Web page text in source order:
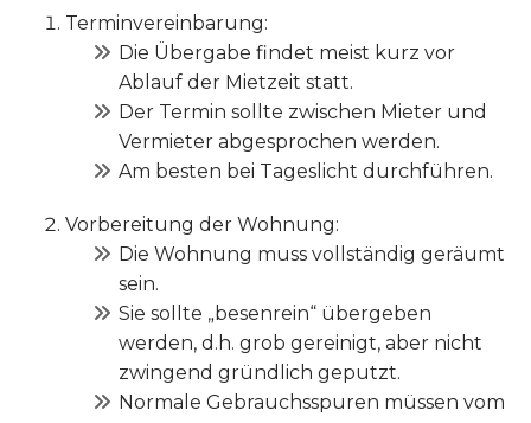
Terminvereinbarung:
Die Übergabe findet meist kurz vor
Ablauf der Mietzeit statt.
Der Termin sollte zwischen Mieter und
Vermieter abgesprochen werden.
Am besten bei Tageslicht durchführen.
Vorbereitung der Wohnung:
Die Wohnung muss vollständig geräumt
sein.
Sie sollte „besenrein“ übergeben
werden, d.h. grob gereinigt, aber nicht
zwingend gründlich geputzt.
Normale Gebrauchsspuren müssen vom